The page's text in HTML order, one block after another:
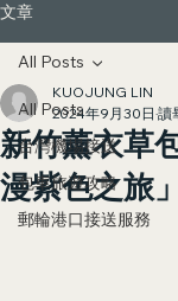
文章
All Posts
台灣機場接送
包車旅遊攻略
郵輪港口接送服務
All Posts
新竹薰衣草
漫紫色之旅」
KUOJUNG LIN
2024年9月30日 讀